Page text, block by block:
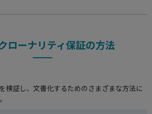
ローナリティ保証の方法
検証し、文書化するためのさまざまな方法に